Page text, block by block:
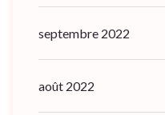
septembre 2022
août 2022